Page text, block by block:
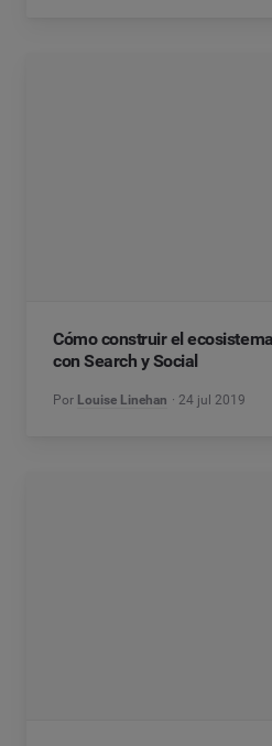
Cómo construir el
con Search y Social
Por Louise Linehan 24 jul 2019